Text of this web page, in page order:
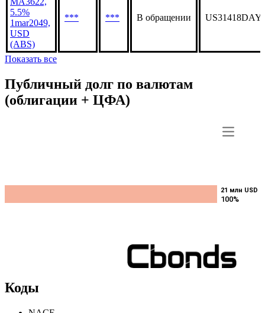
5.5%
1mar2049,
USD
(ABS)
*** *** В обращении
Показать все
Публичный долг по валютам
(облигации + ЦФА)
21 млн USD
100%
21 млн USD
100%
Коды